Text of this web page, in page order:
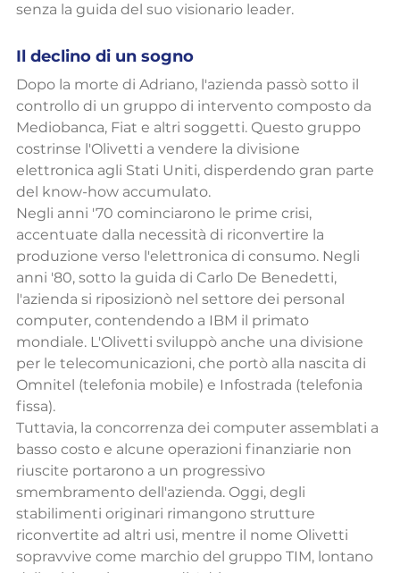
senza la guida del suo visionario leader.
Il declino di un sogno
Dopo la morte di Adriano, l'azienda passò sotto il
controllo di un gruppo di intervento composto da
Mediobanca, Fiat e altri soggetti. Questo gruppo
costrinse l'Olivetti a vendere la divisione
elettronica agli Stati Uniti, disperdendo gran parte
del know-how accumulato.
Negli anni '70 cominciarono le prime crisi,
accentuate dalla necessità di riconvertire la
produzione verso l'elettronica di consumo. Negli
anni '80, sotto la guida di Carlo De Benedetti,
l'azienda si riposizionò nel settore dei personal
computer, contendendo a IBM il primato
mondiale. L'Olivetti sviluppò anche una divisione
per le telecomunicazioni, che portò alla nascita di
Omnitel (telefonia mobile) e Infostrada (telefonia
fissa).
Tuttavia, la concorrenza dei computer assemblati a
basso costo e alcune operazioni finanziarie non
riuscite portarono a un progressivo
smembramento dell'azienda. Oggi, degli
stabilimenti originari rimangono strutture
riconvertite ad altri usi, mentre il nome Olivetti
sopravvive come marchio del gruppo TIM, lontano